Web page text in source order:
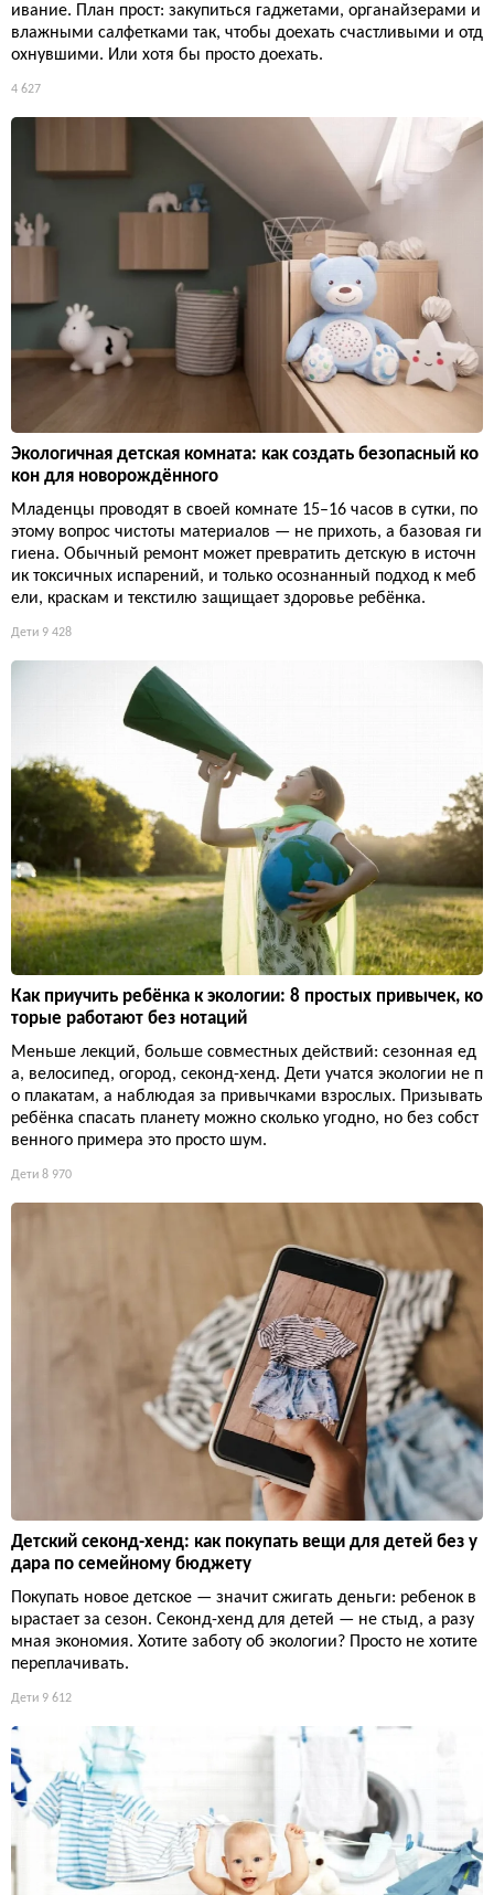
ивание. План прост: закупиться гаджетами, органайзерами и
влажными салфетками так, чтобы доехать счастливыми и отд
охнувшими. Или хотя бы просто доехать.
4 627
Экологичная детская комната: как создать безопасный ко
кон для новорождённого
Младенцы проводят в своей комнате 15–16 часов в сутки, по
этому вопрос чистоты материалов — не прихоть, а базовая ги
гиена. Обычный ремонт может превратить детскую в источн
ик токсичных испарений, и только осознанный подход к меб
ели, краскам и текстилю защищает здоровье ребёнка.
Дети 9 428
Как приучить ребёнка к экологии: 8 простых привычек, ко
торые работают без нотаций
Меньше лекций, больше совместных действий: сезонная ед
а, велосипед, огород, секонд-хенд. Дети учатся экологии не п
о плакатам, а наблюдая за привычками взрослых. Призывать
ребёнка спасать планету можно сколько угодно, но без собст
венного примера это просто шум.
Дети 8 970
Детский секонд-хенд: как покупать вещи для детей без у
дара по семейному бюджету
Покупать новое детское — значит сжигать деньги: ребенок в
ырастает за сезон. Секонд-хенд для детей — не стыд, а разу
мная экономия. Хотите заботу об экологии? Просто не хотите
переплачивать.
Дети 9 612